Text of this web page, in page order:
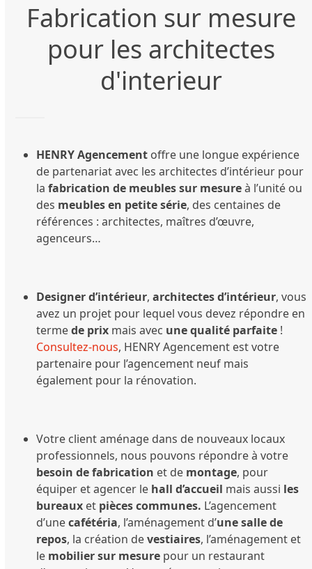
Fabrication sur mesure
pour les architectes
d'interieur
HENRY Agencement offre une longue expérience
de partenariat avec les architectes d’intérieur pour
lafabrication de meubles sur mesureà l’unité ou
des meubles en petite série, des centaines de
références : architectes, maîtres d’œuvre,
agenceurs…
Designer d’intérieur,architectes d’intérieur, vous
avez un projet pour lequel vous devez répondre en
termede prix mais avec une qualité parfaite !
Consultez-nous, HENRY Agencement est votre
partenaire pour l’agencement neuf mais
également pour la rénovation.
Votre client aménage dans de nouveaux locaux
professionnels, nous pouvons répondre à votre
besoin de fabrication et de montage, pour
équiper et agencer le hall d’accueil mais aussi les
bureaux et pièces communes. L’agencement
d’unecafétéria, l’aménagement d’une salle de
repos, la création devestiaires, l’aménagement et
le mobilier sur mesure pour un restaurant